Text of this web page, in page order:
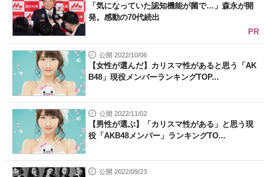
「気になっていた認知機能が菌で…」森永が開
発。感動の70代続出
PR
公開 2022/10/06
【女性が選んだ】カリスマ性があると思う「AK
B48」現役メンバーランキングTOP...
公開 2022/11/02
【男性が選ぶ】「カリスマ性がある」と思う現
役「AKB48メンバー」ランキングTO...
公開 2022/09/23